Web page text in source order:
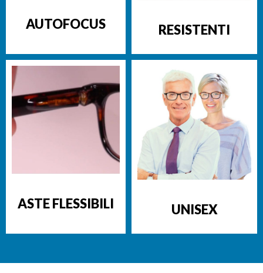
AUTOFOCUS RESISTENTI
ASTE FLESSIBILI UNISEX